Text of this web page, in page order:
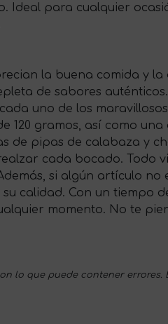
Ideal para cualquier
la buena comida y
de sabores
uno de los
gramos, así como
de pipas de calabaza y
cada bocado. Todo
si algún artículo
calidad. Con un tiempo
momento. No te
lo que puede contener errores.